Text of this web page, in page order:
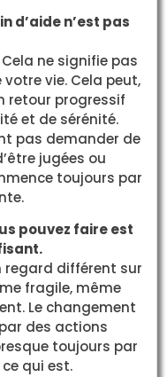
d’aide n’est pas
ne signifie pas
vie. Cela peut,
retour progressif
et de sérénité.
pas demander de
jugées ou
toujours par
pouvez faire est
regard différent sur
fragile, même
Le changement
des actions
toujours par
qui est.